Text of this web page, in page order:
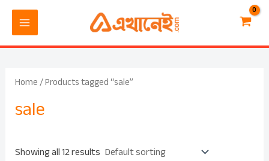
Skip
content
MAIN
MENU
Home/ Products tagged “sale”
sale
Showing all 12 results